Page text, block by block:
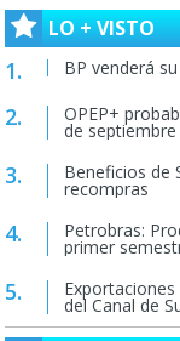
LO + VISTO
BP venderá
OPEP+
de septiembre
Beneficios de
recompras
Petrobras:
primer
del Canal de